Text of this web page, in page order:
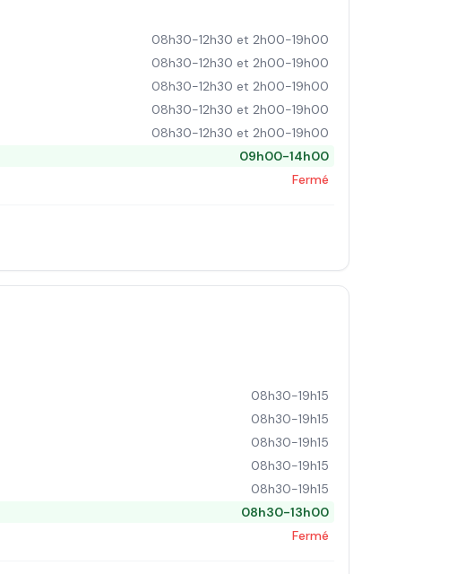
08h30-12h30 et 2h00-19h00
08h30-12h30 et 2h00-19h00
08h30-12h30 et 2h00-19h00
08h30-12h30 et 2h00-19h00
08h30-12h30 et 2h00-19h00
09h00-14h00
Fermé
08h30-19h15
08h30-19h15
08h30-19h15
08h30-19h15
08h30-19h15
08h30-13h00
Fermé